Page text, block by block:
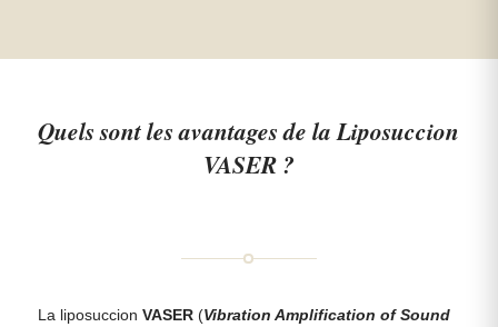
Quels sont les avantages de la Liposuccion
VASER ?
La liposuccion VASER (Vibration Amplification of Sound